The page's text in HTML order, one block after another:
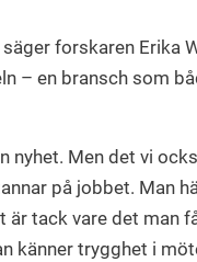
forskaren Erika
– en bransch som
nyhet. Men det vi
på jobbet. Man
är tack vare det man
känner trygghet i